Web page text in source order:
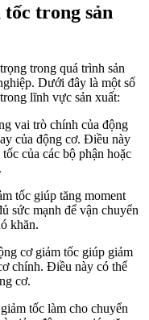
trong sản
trong quá trình sản
Dưới đây là một số
lĩnh vực sản xuất:
vai trò chính của động
của động cơ. Điều này
của các bộ phận hoặc
tốc giúp tăng moment
sức mạnh để vận chuyển
khăn.
cơ giảm tốc giúp giảm
chính. Điều này có thể
cơ.
tốc làm cho chuyển